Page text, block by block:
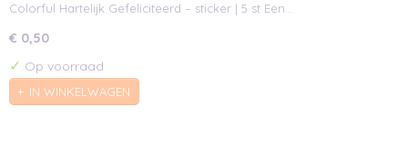
Colorful Hartelijk Gefeliciteerd – sticker | 5 st Een…
€ 0,50
✓ Op voorraad
IN WINKELWAGEN